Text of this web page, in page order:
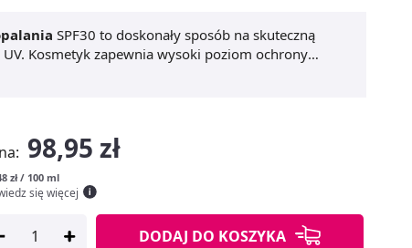
SPF30 to doskonały sposób na skuteczną
Kosmetyk zapewnia wysoki poziom ochrony
się skóry.
Sun Secure mleczna mgiełka ochronna do opalania i
98,95 zł
zł / 100 ml
się więcej
DODAJ DO KOSZYKA